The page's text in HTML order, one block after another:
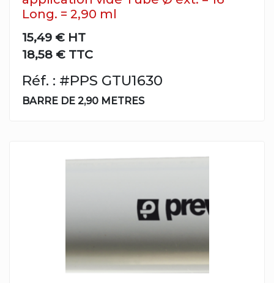
Long. = 2,90 ml
15,49 € HT
18,58 € TTC
Réf. : #PPS GTU1630
BARRE DE 2,90 METRES